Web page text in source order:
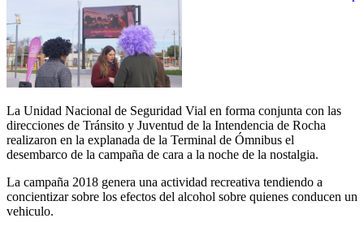
La Unidad Nacional de Seguridad Vial en forma conjunta con las
direcciones de Tránsito y Juventud de la Intendencia de Rocha
realizaron en la explanada de la Terminal de Ómnibus el
desembarco de la campaña de cara a la noche de la nostalgia.
La campaña 2018 genera una actividad recreativa tendiendo a
concientizar sobre los efectos del alcohol sobre quienes conducen un
vehiculo.